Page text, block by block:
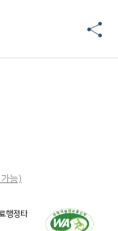
능)
행정타